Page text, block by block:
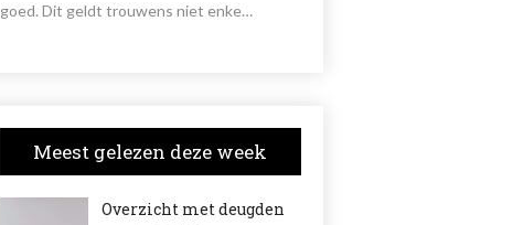
goed. Dit geldt trouwens niet enke…
Meest gelezen deze week
Overzicht met deugden